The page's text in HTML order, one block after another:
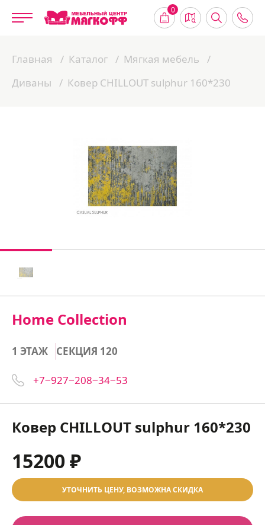
0
Главная Каталог
Мягкая мебель
Диваны
Ковер CHILLOUT sulphur 160*230
Home Collection
1 ЭТАЖ СЕКЦИЯ 120
+7‒927‒208‒34‒53
Ковер CHILLOUT sulphur 160*230
15200 ₽
УТОЧНИТЬ ЦЕНУ, ВОЗМОЖНА СКИДКА